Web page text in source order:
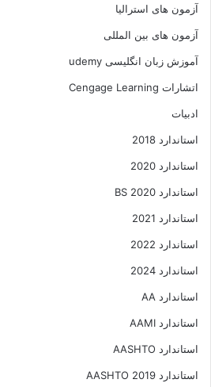
آزمون های استرالیا
آزمون های بین المللی
آموزش زبان انگلیسی udemy
اتشارات Cengage Learning
ادبیات
استاندارد 2018
استاندارد 2020
استاندارد 2020 BS
استاندارد 2021
استاندارد 2022
استاندارد 2024
استاندارد AA
استاندارد AAMI
استاندارد AASHTO
استاندارد AASHTO 2019